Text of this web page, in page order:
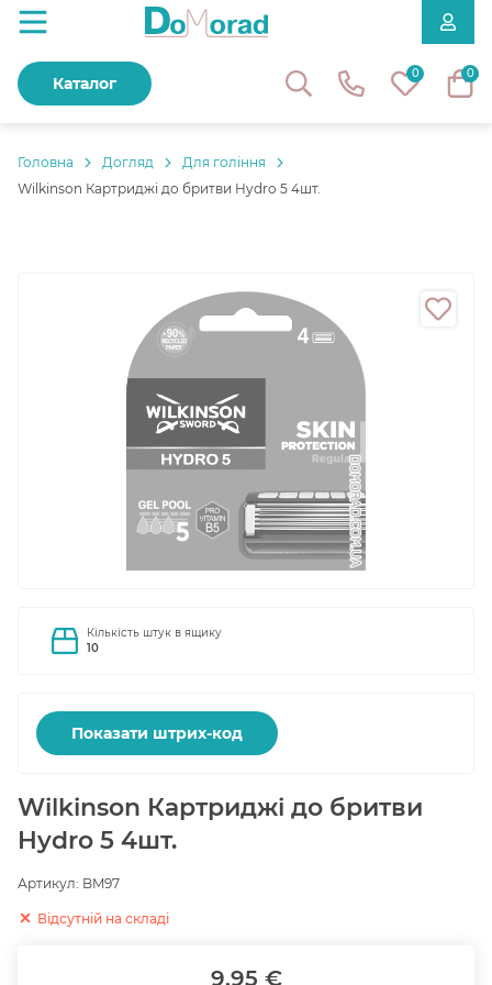
0 0
Каталог
Головнa Догляд
Для гоління
Wilkinson Картриджі до бритви Hydro 5 4шт.
Кількість штук в ящику
10
Показати штрих-код
Wilkinson Картриджі до бритви
Hydro 5 4шт.
Артикул: BM97
Відсутній на складі
9.95 €